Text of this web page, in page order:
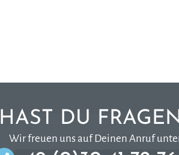
HAST DU
Wir freuen uns auf Deinen Anruf